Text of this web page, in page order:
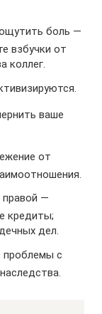
боль —
взбучки от
коллег.
ваше
от
правой —
кредиты;
дел.
проблемы с